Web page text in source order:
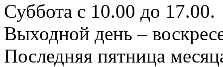
Суббота с 10.00 до 17.00.
Выходной день –
Последняя пятница